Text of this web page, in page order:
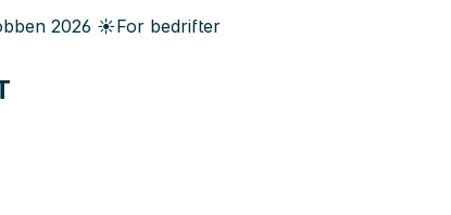
2026 ☀️For bedrifter